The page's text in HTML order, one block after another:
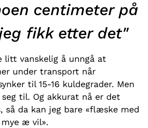
centimeter på
fikk etter det"
litt vanskelig å unngå at
under transport når
til 15-16 kuldegrader. Men
til. Og akkurat nå er det
så da kan jeg bare «flæske med
æ vil».